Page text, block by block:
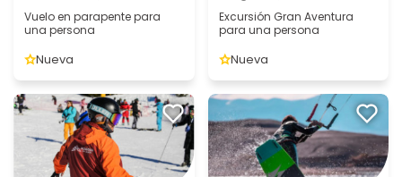
Vuelo en parapente para
una persona
Nueva
Excursión Gran Aventura
para una persona
Nueva